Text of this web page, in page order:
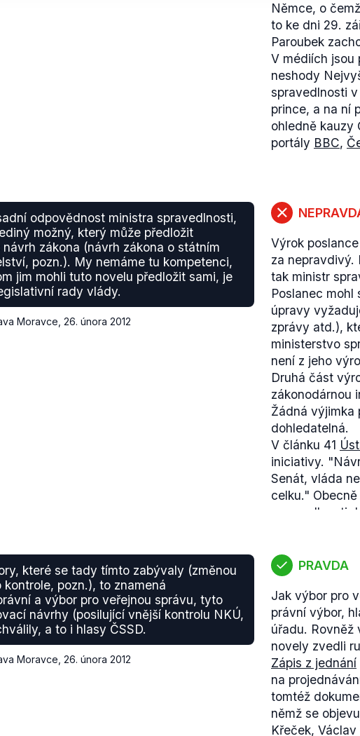
Němce, o
to ke dni 29.
Paroubek
V médiích jsou
neshody
spravedlnosti
prince, a na ní
ohledně kauzy
portály BBC,
odpovědnost ministra spravedlnosti,
možný, který může předložit
zákona (návrh zákona o státním
pozn.). My nemáme tu kompetenci,
jim mohli tuto novelu předložit sami, je
rady vlády.
Moravce 26. února 2012
Výrok
za nepravdivý.
tak ministr
Poslanec
úpravy
zprávy atd.),
ministerstvo
není z jeho
Druhá část
zákonodárnou
Žádná výjimka
dohledatelná.
V článku 41
iniciativy.
Senát, vláda
celku."
spravedlnosti.
předkládají jej
a to v případě,
vlády."V
musí být tzv.
odborných
odůvodnění
zhodnocení
Pokud část
chápeme tak,
neříká
zákonodárnou
které se tady tímto zabývaly (změnou
kontrole, pozn.), to znamená
a výbor pro veřejnou správu, tyto
návrhy (posilující vnější kontrolu NKÚ,
a to i hlasy ČSSD.
Moravce 26. února 2012
PRAVDA
Jak výbor pro
právní výbor,
úřadu. Rovněž
novely zvedli
Zápis z jednání
na
tomtéž
němž se
Křeček,